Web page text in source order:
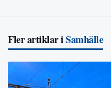
Fler artiklar iSamhälle